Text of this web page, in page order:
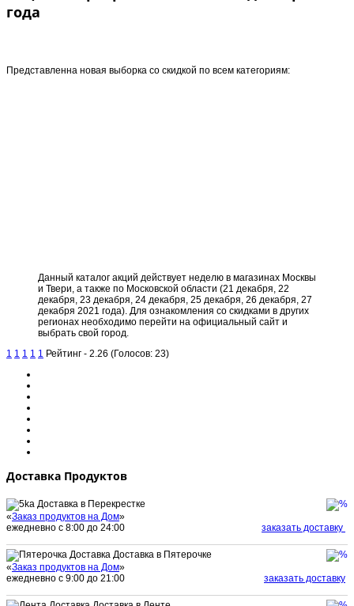
года
Представленна новая выборка со скидкой по всем категориям:
Данный каталог акций действует неделю в магазинах Москвы
и Твери, а также по Московской области (21 декабря, 22
декабря, 23 декабря, 24 декабря, 25 декабря, 26 декабря, 27
декабря 2021 года). Для ознакомления со скидками в других
регионах необходимо перейти на официальный сайт и
выбрать свой город.
1 1 1 1 1 Рейтинг - 2.26 (Голосов: 23)
Доставка Продуктов
Доставка в Перекрестке
«Заказ продуктов на Дом»
ежедневно с 8:00 до 24:00
заказать доставку
Доставка в Пятерочке
«Заказ продуктов на Дом»
ежедневно с 9:00 до 21:00
заказать доставку